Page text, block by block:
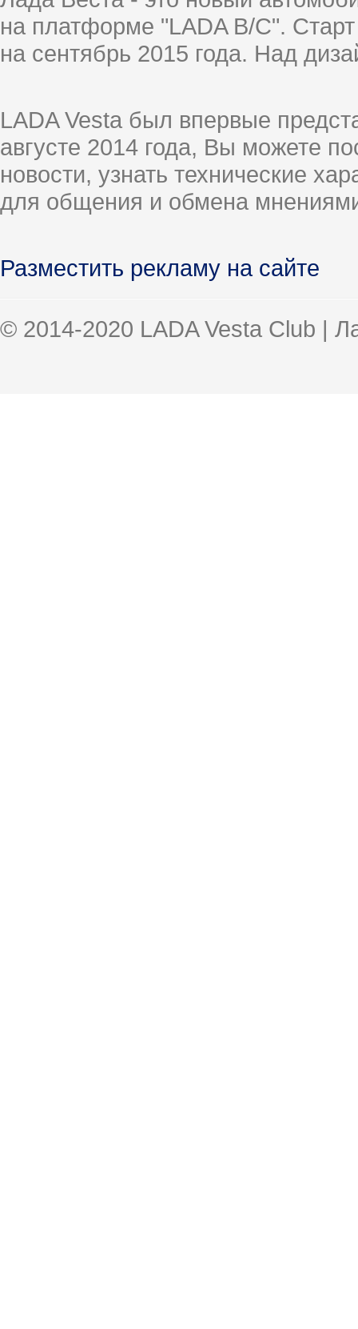
на платформе "LADA B/C".
на сентябрь 2015 года. Над
LADA Vesta был впервые
августе 2014 года, Вы можете
новости, узнать технические
для общения и обмена
Разместить рекламу на сайте
© 2014-2020 LADA Vesta Club |